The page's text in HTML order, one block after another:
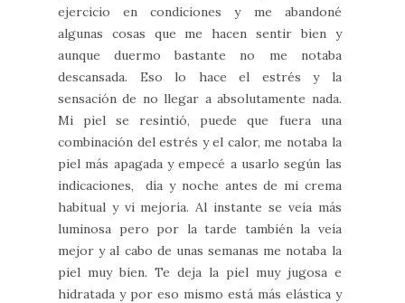
ejercicio en condiciones y me abandoné
algunas cosas que me hacen sentir bien y
aunque duermo bastante no me notaba
descansada. Eso lo hace el estrés y la
sensación de no llegar a absolutamente nada.
Mi piel se resintió, puede que fuera una
combinación del estrés y el calor, me notaba la
piel más apagada y empecé a usarlo según las
indicaciones, día y noche antes de mi crema
habitual y vi mejoría. Al instante se veía más
luminosa pero por la tarde también la veía
mejor y al cabo de unas semanas me notaba la
piel muy bien. Te deja la piel muy jugosa e
hidratada y por eso mismo está más elástica y